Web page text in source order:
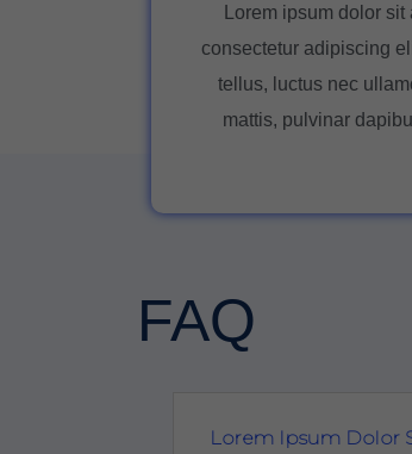
Lorem ipsum dolor sit
consectetur adipiscing
tellus, luctus nec
mattis, pulvinar
FAQ
Lorem Ipsum Dolor